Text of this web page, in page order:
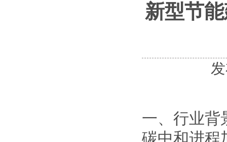
新型节
一、行业背
碳中和进程